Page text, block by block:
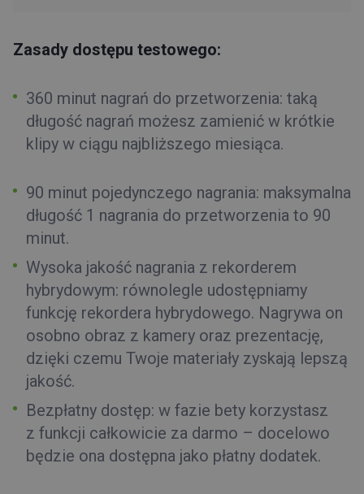
Zasady dostępu testowego:
360 minut nagrań do przetworzenia: taką
długość nagrań możesz zamienić w krótkie
klipy w ciągu najbliższego miesiąca.
90 minut pojedynczego nagrania: maksymalna
długość 1 nagrania do przetworzenia to 90
minut.
Wysoka jakość nagrania z rekorderem
hybrydowym: równolegle udostępniamy
funkcję rekordera hybrydowego. Nagrywa on
osobno obraz z kamery oraz prezentację,
dzięki czemu Twoje materiały zyskają lepszą
jakość.
Bezpłatny dostęp: w fazie bety korzystasz
z funkcji całkowicie za darmo – docelowo
będzie ona dostępna jako płatny dodatek.